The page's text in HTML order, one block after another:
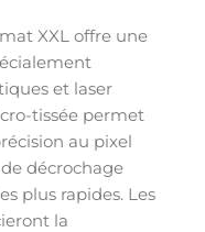
XXL offre une
et laser
tissée permet
au pixel
décrochage
plus rapides. Les
la